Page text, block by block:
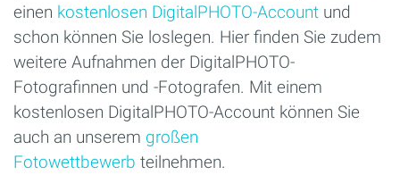
einen kostenlosen DigitalPHOTO-Account und
schon können Sie loslegen. Hier finden Sie zudem
weitere Aufnahmen der DigitalPHOTO-
Fotografinnen und -Fotografen. Mit einem
kostenlosen DigitalPHOTO-Account können Sie
auch an unserem großen
Fotowettbewerb teilnehmen.